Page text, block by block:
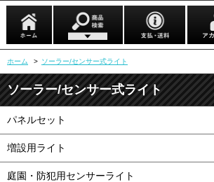
ホーム > ソーラー/センサー式ライト
ソーラー/センサー式ライト
パネルセット
増設用ライト
庭園・防犯用センサーライト